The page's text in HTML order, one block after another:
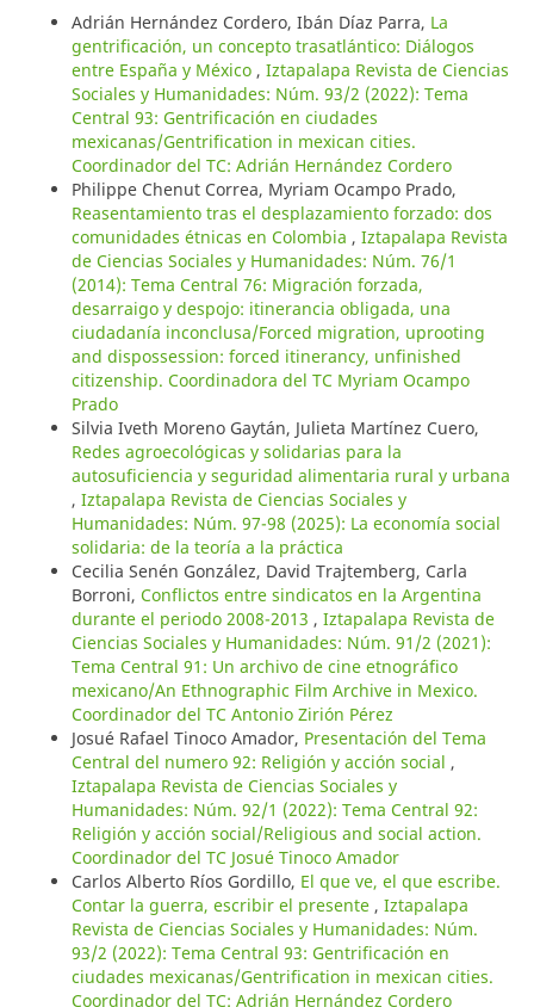
Adrián Hernández Cordero, Ibán Díaz Parra, La
gentrificación, un concepto trasatlántico: Diálogos
entre España y México , Iztapalapa Revista de Ciencias
Sociales y Humanidades: Núm. 93/2 (2022): Tema
Central 93: Gentrificación en ciudades
mexicanas/Gentrification in mexican cities.
Coordinador del TC: Adrián Hernández Cordero
Philippe Chenut Correa, Myriam Ocampo Prado,
Reasentamiento tras el desplazamiento forzado: dos
comunidades étnicas en Colombia , Iztapalapa Revista
de Ciencias Sociales y Humanidades: Núm. 76/1
(2014): Tema Central 76: Migración forzada,
desarraigo y despojo: itinerancia obligada, una
ciudadanía inconclusa/Forced migration, uprooting
and dispossession: forced itinerancy, unfinished
citizenship. Coordinadora del TC Myriam Ocampo
Prado
Silvia Iveth Moreno Gaytán, Julieta Martínez Cuero,
Redes agroecológicas y solidarias para la
autosuficiencia y seguridad alimentaria rural y urbana
, Iztapalapa Revista de Ciencias Sociales y
Humanidades: Núm. 97-98 (2025): La economía social
solidaria: de la teoría a la práctica
Cecilia Senén González, David Trajtemberg, Carla
Borroni, Conflictos entre sindicatos en la Argentina
durante el periodo 2008-2013 , Iztapalapa Revista de
Ciencias Sociales y Humanidades: Núm. 91/2 (2021):
Tema Central 91: Un archivo de cine etnográfico
mexicano/An Ethnographic Film Archive in Mexico.
Coordinador del TC Antonio Zirión Pérez
Josué Rafael Tinoco Amador, Presentación del Tema
Central del numero 92: Religión y acción social ,
Iztapalapa Revista de Ciencias Sociales y
Humanidades: Núm. 92/1 (2022): Tema Central 92:
Religión y acción social/Religious and social action.
Coordinador del TC Josué Tinoco Amador
Carlos Alberto Ríos Gordillo, El que ve, el que escribe.
Contar la guerra, escribir el presente , Iztapalapa
Revista de Ciencias Sociales y Humanidades: Núm.
93/2 (2022): Tema Central 93: Gentrificación en
ciudades mexicanas/Gentrification in mexican cities.
Coordinador del TC: Adrián Hernández Cordero